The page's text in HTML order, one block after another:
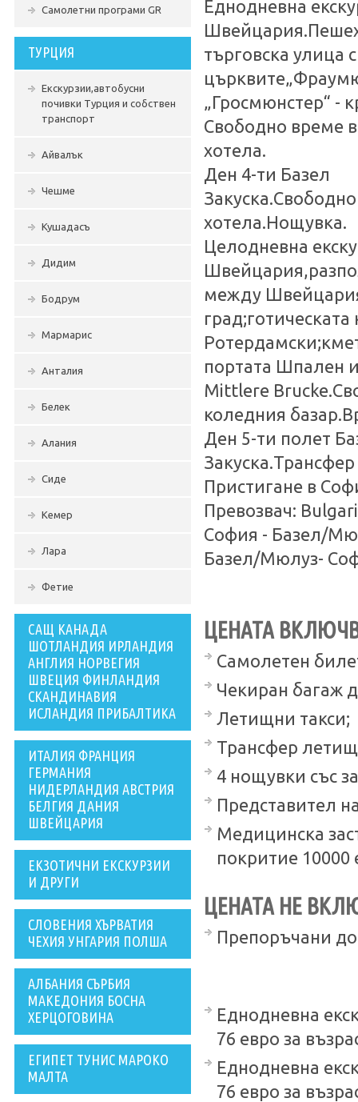
Самолетни програми GR
ТУРЦИЯ
Екскурзии,автобусни
почивки Турция и собствен
транспорт
Айвалък
Чешме
Кушадасъ
Дидим
Бодрум
Мармарис
Анталия
Белек
Алания
Сиде
Кемер
Лара
Фетие
САЩ КАНАДА
ШОТЛАНДИЯ ИРЛАНДИЯ
АНГЛИЯ НОРВЕГИЯ
ШВЕЦИЯ ФИНЛАНДИЯ
СКАНДИНАВИЯ
ИСЛАНДИЯ ПРИБАЛТИКА
ИТАЛИЯ ФРАНЦИЯ
ГЕРМАНИЯ
НИДЕРЛАНДИЯ АВСТРИЯ
БЕЛГИЯ ДАНИЯ
ШВЕЙЦАРИЯ
ЕКЗОТИЧНИ ЕКСКУРЗИИ
И ДРУГИ
СЛОВЕНИЯ ХЪРВАТИЯ
ЧЕХИЯ УНГАРИЯ ПОЛША
АЛБАНИЯ СЪРБИЯ
МАКЕДОНИЯ БОСНА
ХЕРЦОГОВИНА
ЕГИПЕТ ТУНИС МАРОКО
МАЛТА
Еднодневна
търговска улица
„Гросмюнстер“ -
Свободно време
хотела.
Ден 4-ти Базел
хотела.Нощувка.
Целодневна
между
портата Шпален
Mittlere
коледния
Ден 5-ти полет
Пристигане в
Превозвач:
София - Базел/
Базел/Мюлуз-
ЦЕНАТА
Самолетен
Чекиран багаж
Летищни такси;
Трансфер
4 нощувки със
Представител
Медицинска
покритие 10000
ЦЕНАТА НЕ
Препоръчани
Еднодневна
76 евро за
Еднодневна
76 евро за